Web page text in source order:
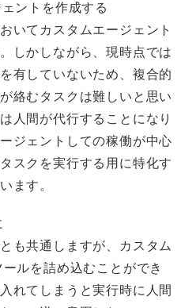
ントを作成する
いてカスタムエージェント
しかしながら、現時点では
有していないため、複合的
絡むタスクは難しいと思い
人間が代行することになり
ジェントしての稼働が中心
スクを実行する用に特化す
ます。
も共通しますが、カスタム
ルを詰め込むことができ
れてしまうと実行時に人間